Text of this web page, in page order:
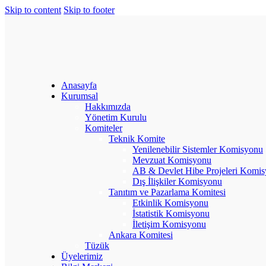
Skip to content Skip to footer
Anasayfa
Kurumsal
Hakkımızda
Yönetim Kurulu
Komiteler
Teknik Komite
Yenilenebilir Sistemler Komisyonu
Mevzuat Komisyonu
AB & Devlet Hibe Projeleri
Dış İlişkiler Komisyonu
Tanıtım ve Pazarlama Komitesi
Etkinlik Komisyonu
İstatistik Komisyonu
İletişim Komisyonu
Ankara Komitesi
Tüzük
Üyelerimiz